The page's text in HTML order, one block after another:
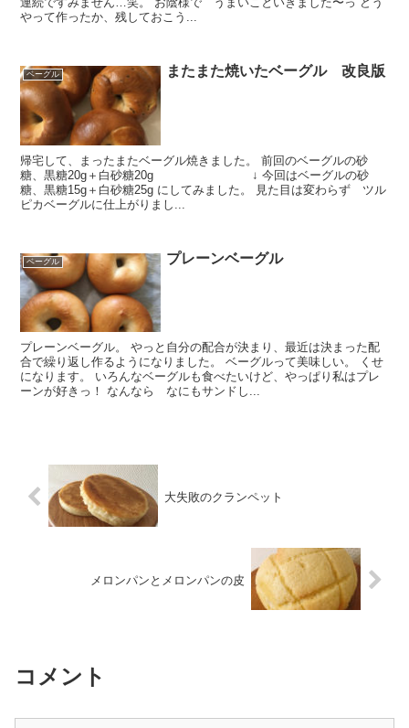
やって作ったか、残しておこう...
ベーグル またまた焼いたベーグル 改良版
帰宅して、まったまたベーグル焼きました。 前回のベーグルの砂
糖、黒糖20g＋白砂糖20g ↓ 今回はベーグルの砂
糖、黒糖15g＋白砂糖25g にしてみました。 見た目は変わらず ツル
ピカベーグルに仕上がりまし...
ベーグル プレーンベーグル
プレーンベーグル。 やっと自分の配合が決まり、最近は決まった配
合で繰り返し作るようになりました。 ベーグルって美味しい。 くせ
になります。 いろんなベーグルも食べたいけど、やっぱり私はプレ
ーンが好きっ！ なんなら なにもサンドし...
大失敗のクランペット
メロンパンとメロンパンの皮
コメント